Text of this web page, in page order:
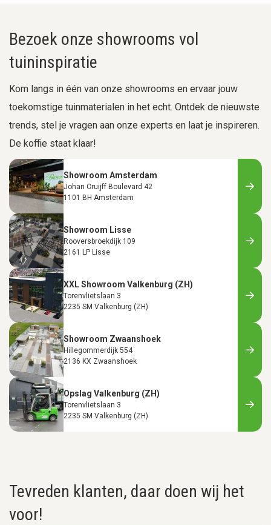
Bezoek onze showrooms vol
tuininspiratie
Kom langs in één van onze showrooms en ervaar jouw
toekomstige tuinmaterialen in het echt. Ontdek de nieuwste
trends, stel je vragen aan onze experts en laat je inspireren.
De koffie staat klaar!
Showroom Amsterdam
Johan Cruijff Boulevard 42
1101 BH Amsterdam
Showroom Lisse
Rooversbroekdijk 109
2161 LP Lisse
XXL Showroom Valkenburg (ZH)
Torenvlietslaan 3
2235 SM Valkenburg (ZH)
Showroom Zwaanshoek
Hillegommerdijk 554
2136 KX Zwaanshoek
Opslag Valkenburg (ZH)
Torenvlietslaan 3
2235 SM Valkenburg (ZH)
Tevreden klanten, daar doen wij het
voor!